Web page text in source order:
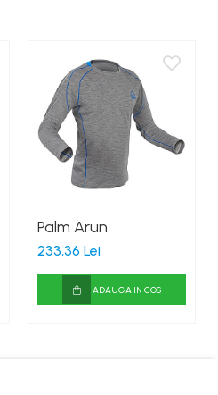
Palm Arun
233,36 Lei
ADAUGA IN COS